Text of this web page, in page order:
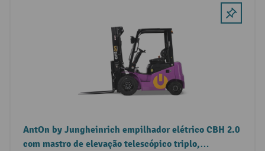
AntOn by Jungheinrich empilhador elétrico CBH 2.0
com mastro de elevação telescópico triplo,